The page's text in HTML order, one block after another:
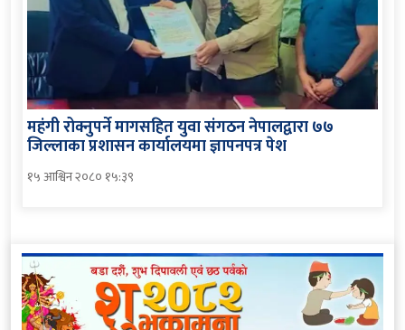
महंगी रोक्नुपर्ने मागसहित युवा संगठन नेपालद्वारा ७७
जिल्लाका प्रशासन कार्यालयमा ज्ञापनपत्र पेश
१५ आश्विन २०८० १५:३९